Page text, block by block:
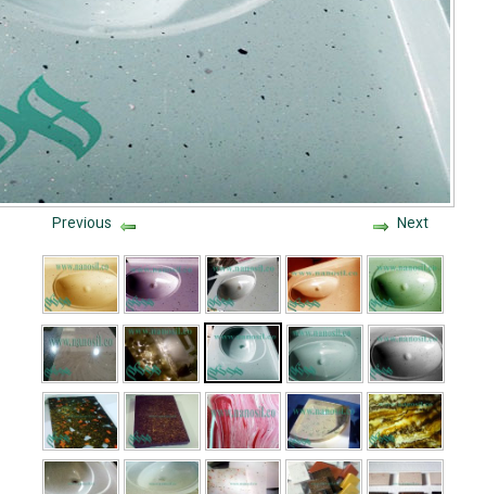
Previous Next